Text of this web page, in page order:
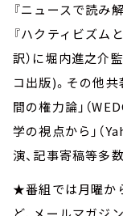
『ニュースで読み
『ハクティビズム
訳）に堀内進之介
コ出版)。その他
間の権力論」（
学の視点から」（
演、記事寄稿等多数
★番組では月曜か